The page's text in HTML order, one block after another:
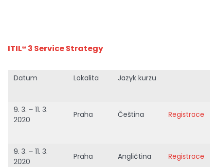
ITIL® 3 Service Strategy
Datum Lokalita Jazyk kurzu
9. 3. – 11. 3.
2020
Praha Čeština Registrace
9. 3. – 11. 3.
2020
Praha Angličtina Registrace